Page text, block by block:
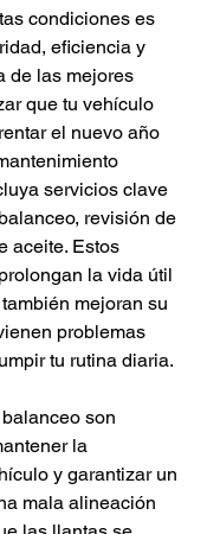
condiciones es
eficiencia y
de las mejores
que tu vehículo
el nuevo año
servicios clave
revisión de
aceite. Estos
la vida útil
mejoran su
problemas
tu rutina diaria.
son
la
y garantizar un
mala alineación